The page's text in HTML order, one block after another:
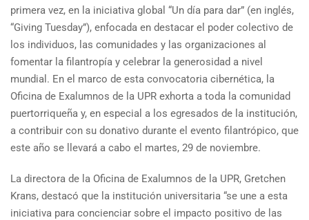
primera vez, en la iniciativa global “Un día para dar” (en inglés,
“Giving Tuesday”), enfocada en destacar el poder colectivo de
los individuos, las comunidades y las organizaciones al
fomentar la filantropía y celebrar la generosidad a nivel
mundial. En el marco de esta convocatoria cibernética, la
Oficina de Exalumnos de la UPR exhorta a toda la comunidad
puertorriqueña y, en especial a los egresados de la institución,
a contribuir con su donativo durante el evento filantrópico, que
este año se llevará a cabo el martes, 29 de noviembre.
La directora de la Oficina de Exalumnos de la UPR, Gretchen
Krans, destacó que la institución universitaria “se une a esta
iniciativa para concienciar sobre el impacto positivo de las